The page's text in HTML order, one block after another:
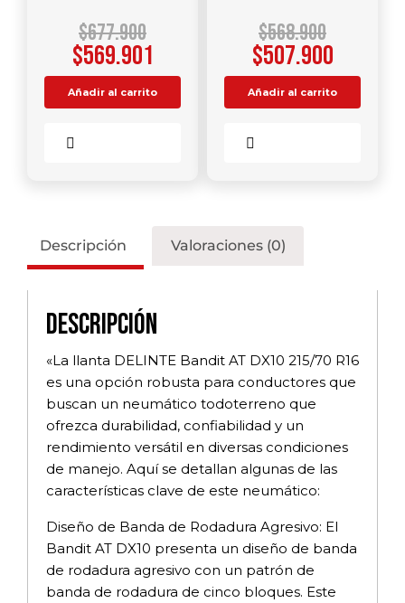
$677.900
$569.901
Añadir al carrito
$568.900
$507.900
Añadir al carrito
Descripción Valoraciones (0)
Descripción
«La llanta DELINTE Bandit AT DX10 215/70 R16
es una opción robusta para conductores que
buscan un neumático todoterreno que
ofrezca durabilidad, confiabilidad y un
rendimiento versátil en diversas condiciones
de manejo. Aquí se detallan algunas de las
características clave de este neumático:
Diseño de Banda de Rodadura Agresivo: El
Bandit AT DX10 presenta un diseño de banda
de rodadura agresivo con un patrón de
banda de rodadura de cinco bloques. Este